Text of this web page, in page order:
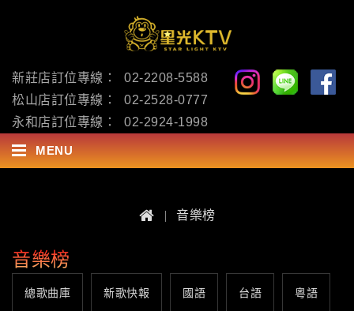
新莊店訂位專線：
02-2208-5588
松山店訂位專線：
02-2528-0777
永和店訂位專線：
02-2924-1998
MENU
音樂榜
音樂榜
總歌曲庫 新歌快報 國語 台語 粵語